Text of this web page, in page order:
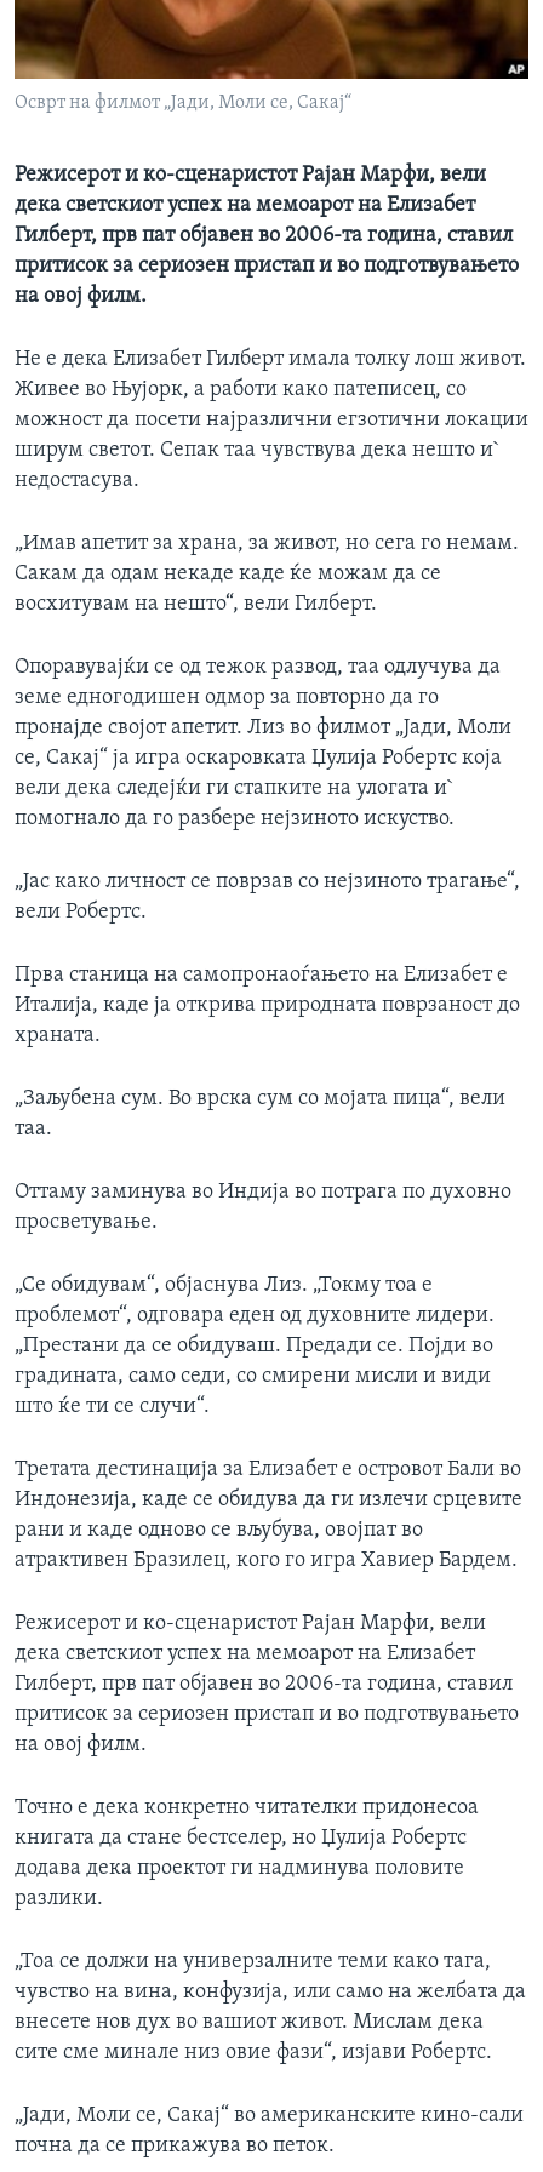
ИНТЕРВЈУА
Јазици
Осврт на филмот „Јади, Моли се, Сакај“
Режисерот и ко-сценаристот Рајан Марфи, вели
дека светскиот успех на мемоарот на Елизабет
Гилберт, прв пат објавен во 2006-та година, ставил
притисок за сериозен пристап и во подготвувањето
на овој филм.
Не е дека Елизабет Гилберт имала толку лош живот.
Живее во Њујорк, а работи како патеписец, со
можност да посети најразлични егзотични локации
ширум светот. Сепак таа чувствува дека нешто и`
недостасува.
„Имав апетит за храна, за живот, но сега го немам.
Сакам да одам некаде каде ќе можам да се
восхитувам на нешто“, вели Гилберт.
Опоравувајќи се од тежок развод, таа одлучува да
земе едногодишен одмор за повторно да го
пронајде својот апетит. Лиз во филмот „Јади, Моли
се, Сакај“ ја игра оскаровката Џулија Робертс која
вели дека следејќи ги стапките на улогата и`
помогнало да го разбере нејзиното искуство.
„Јас како личност се поврзав со нејзиното трагање“,
вели Робертс.
Прва станица на самопронаоѓањето на Елизабет е
Италија, каде ја открива природната поврзаност до
храната.
„Заљубена сум. Во врска сум со мојата пица“, вели
таа.
Оттаму заминува во Индија во потрага по духовно
просветување.
„Се обидувам“, објаснува Лиз. „Токму тоа е
проблемот“, одговара еден од духовните лидери.
„Престани да се обидуваш. Предади се. Појди во
градината, само седи, со смирени мисли и види
што ќе ти се случи“.
Третата дестинација за Елизабет е островот Бали во
Индонезија, каде се обидува да ги излечи срцевите
рани и каде одново се вљубува, овојпат во
атрактивен Бразилец, кого го игра Хавиер Бардем.
Режисерот и ко-сценаристот Рајан Марфи, вели
дека светскиот успех на мемоарот на Елизабет
Гилберт, прв пат објавен во 2006-та година, ставил
притисок за сериозен пристап и во подготвувањето
на овој филм.
Точно е дека конкретно читателки придонесоа
книгата да стане бестселер, но Џулија Робертс
додава дека проектот ги надминува половите
разлики.
„Тоа се должи на универзалните теми како тага,
чувство на вина, конфузија, или само на желбата да
внесете нов дух во вашиот живот. Мислам дека
сите сме минале низ овие фази“, изјави Робертс.
„Јади, Моли се, Сакај“ во американските кино-сали
почна да се прикажува во петок.